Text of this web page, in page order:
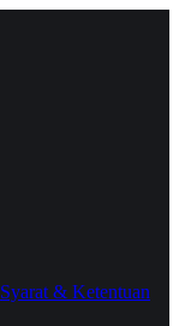
Syarat & Ketentuan